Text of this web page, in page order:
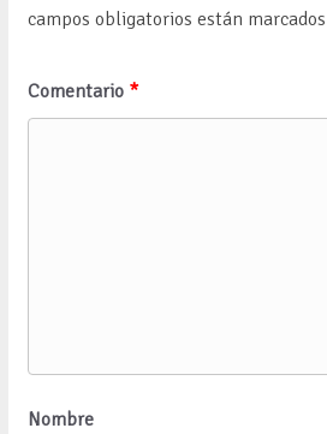
campos obligatorios están
Comentario *
Nombre